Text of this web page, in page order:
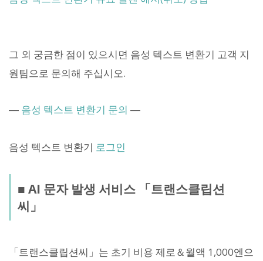
그 외 궁금한 점이 있으시면 음성 텍스트 변환기 고객 지
원팀으로 문의해 주십시오.
― 음성 텍스트 변환기 문의 ―
음성 텍스트 변환기 로그인
■ AI 문자 발생 서비스 「트랜스클립션
씨」
「트랜스클립션씨」는 초기 비용 제로＆월액 1,000엔으